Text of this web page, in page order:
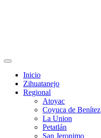
Primary
Inicio
Zihuatanejo
Regional
Atoyac
Coyuca de Benítez
La Union
Petatlán
San Jeronimo